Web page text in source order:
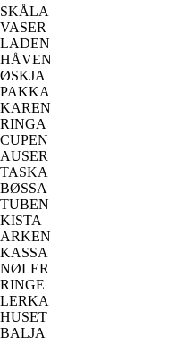
SKÅLA
VASER
LADEN
HÅVEN
ØSKJA
PAKKA
KAREN
RINGA
CUPEN
AUSER
TASKA
BØSSA
TUBEN
KISTA
ARKEN
KASSA
NØLER
RINGE
LERKA
HUSET
BALJA